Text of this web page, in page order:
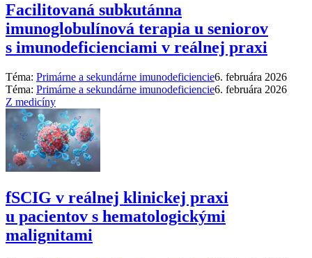
Facilitovaná subkutánna
imunoglobulínová terapia u seniorov
s imunodeficienciami v reálnej praxi
Téma: Primárne a sekundárne imunodeficiencie6. februára 2026
Téma: Primárne a sekundárne imunodeficiencie6. februára 2026
Z medicíny
fSCIG v reálnej klinickej praxi
u pacientov s hematologickými
malignitami